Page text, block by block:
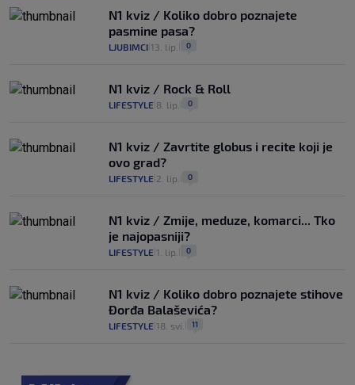
N1 kviz / Koliko dobro poznajete
pasmine pasa?
LJUBIMCI 13. lip. 0
N1 kviz / Rock & Roll
LIFESTYLE 8. lip. 0
N1 kviz / Zavrtite globus i recite koji je
ovo grad?
LIFESTYLE 2. lip. 0
N1 kviz / Zmije, meduze, komarci... Tko
je najopasniji?
LIFESTYLE 1. lip. 0
N1 kviz / Koliko dobro poznajete stihove
Đorđa Balaševića?
LIFESTYLE 18. svi. 11